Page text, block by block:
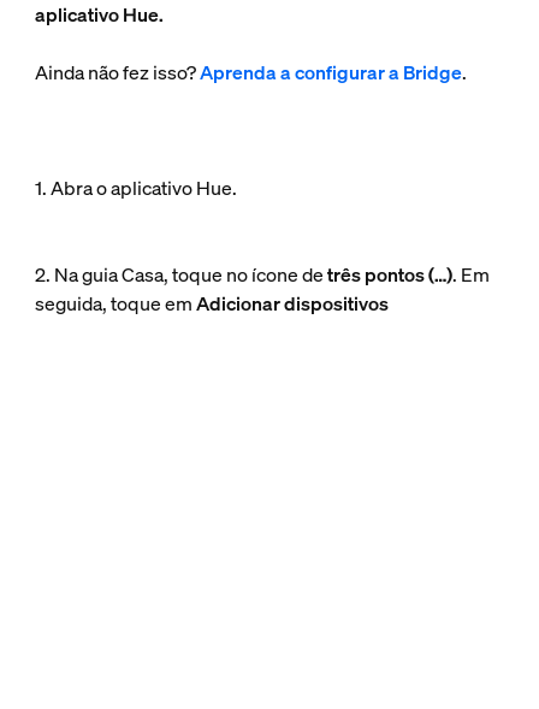
aplicativo Hue.
Ainda não fez isso?Aprenda a configurar a Bridge.
1. Abra o aplicativo Hue.
2. Na guia Casa, toque no ícone detrês pontos (…). Em
seguida, toque emAdicionar dispositivos